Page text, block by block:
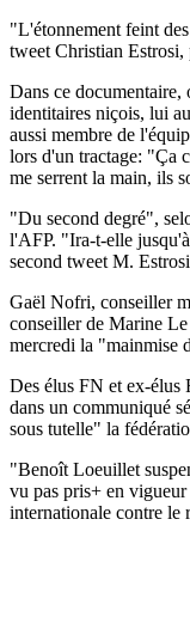
"L'étonnement feint
tweet Christian
Dans ce
identitaires niçois, lui
aussi membre de
lors d'un tractage: "Ça
me serrent la main, ils
"Du second degré",
l'AFP. "Ira-t-elle
second tweet M.
Gaël Nofri, conseiller
conseiller de Marine
mercredi la "mainmise
Des élus FN et ex-élus
dans un communiqué
sous tutelle" la
"Benoît Loeuillet
vu pas pris+ en
internationale contre le